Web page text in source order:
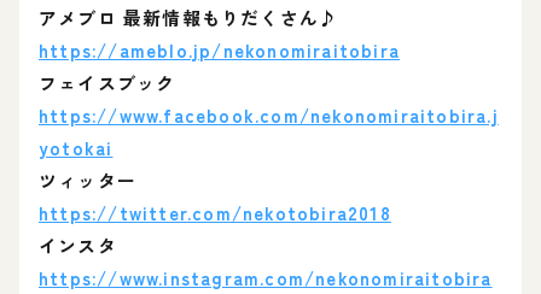
アメブロ 最新情報もりだくさん♪
https://ameblo.jp/nekonomiraitobira
フェイスブック
https://www.facebook.com/nekonomiraitobira.j
yotokai
ツィッター
https://twitter.com/nekotobira2018
インスタ
https://www.instagram.com/nekonomiraitobira